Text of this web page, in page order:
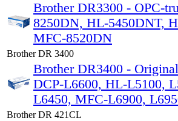
Brother DR3300 - OPC-
8250DN, HL-5450DNT,
MFC-8520DN
Brother DR 3400
Brother DR3400 -
DCP-L6600, HL-L5100,
L6450, MFC-L6900,
Brother DR 421CL